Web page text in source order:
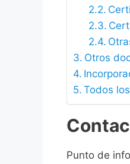
Otros
Todos
Punto de